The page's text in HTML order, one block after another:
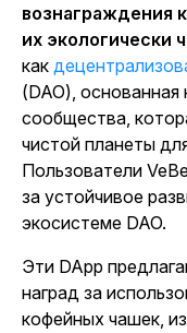
вознаграждения
их экологически
как
(DAO), основанная
сообщества,
чистой планеты
Пользователи
за устойчивое
экосистеме DAO.
Эти DApp
наград за
кофейных чашек,